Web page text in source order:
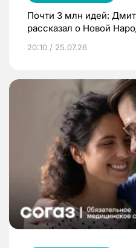
Почти 3 млн идей:
рассказал о Новой
20:10 / 25.07.26